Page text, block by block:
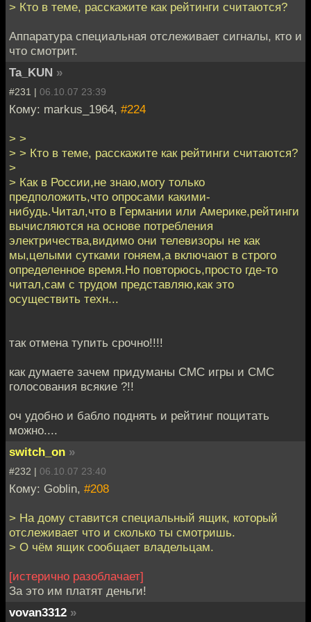
> Кто в теме, расскажите как рейтинги считаются?
Аппаратура специальная отслеживает сигналы, кто и
что смотрит.
Ta_KUN »
#231 | 06.10.07 23:39
Кому: markus_1964, #224
> >
> > Кто в теме, расскажите как рейтинги считаются?
>
> Как в России,не знаю,могу только
предположить,что опросами какими-
нибудь.Читал,что в Германии или Америке,рейтинги
вычисляются на основе потребления
электричества,видимо они телевизоры не как
мы,целыми сутками гоняем,а включают в строго
определенное время.Но повторюсь,просто где-то
читал,сам с трудом представляю,как это
осуществить техн...
так отмена тупить срочно!!!!
как думаете зачем придуманы СМС игры и СМС
голосования всякие ?!!
оч удобно и бабло поднять и рейтинг пощитать
можно....
switch_on »
#232 | 06.10.07 23:40
Кому: Goblin, #208
> На дому ставится специальный ящик, который
отслеживает что и сколько ты смотришь.
> О чём ящик сообщает владельцам.
[истерично разоблачает]
За это им платят деньги!
vovan3312 »